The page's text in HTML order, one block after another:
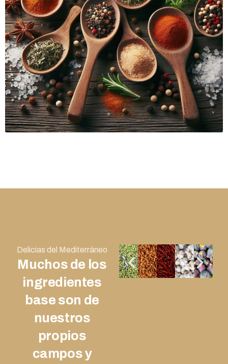
Delicias del Mediterráneo
Muchos de los
ingredientes
base son de
nuestros
propios
campos y